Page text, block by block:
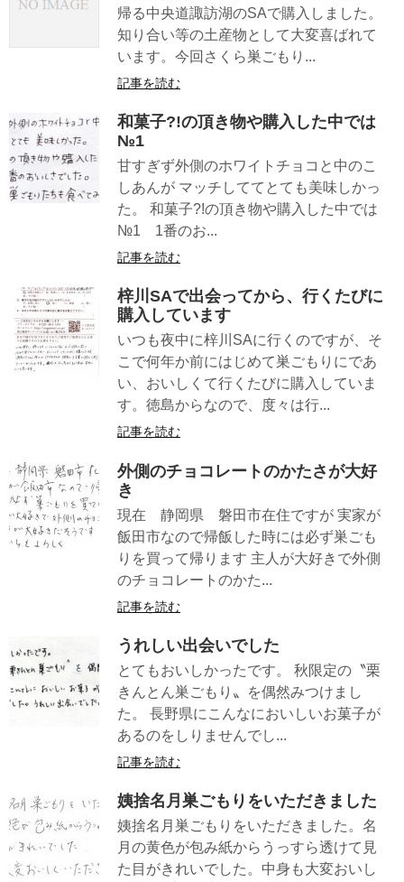
帰る中央道諏訪湖のSAで購入しました。
知り合い等の土産物として大変喜ばれて
います。今回さくら巣ごもり...
記事を読む
和菓子?!の頂き物や購入した中では
№1
甘すぎず外側のホワイトチョコと中のこ
しあんが マッチしててとても美味しかっ
た。 和菓子?!の頂き物や購入した中では
№1 1番のお...
記事を読む
梓川SAで出会ってから、行くたびに
購入しています
いつも夜中に梓川SAに行くのですが、そ
こで何年か前にはじめて巣ごもりにであ
い、おいしくて行くたびに購入していま
す。徳島からなので、度々は行...
記事を読む
外側のチョコレートのかたさが大好
き
現在 静岡県 磐田市在住ですが 実家が
飯田市なので帰飯した時には必ず巣ごも
りを買って帰ります 主人が大好きで外側
のチョコレートのかた...
記事を読む
うれしい出会いでした
とてもおいしかったです。 秋限定の〝栗
きんとん巣ごもり〟を偶然みつけまし
た。 長野県にこんなにおいしいお菓子が
あるのをしりませんでし...
記事を読む
姨捨名月巣ごもりをいただきました
姨捨名月巣ごもりをいただきました。名
月の黄色が包み紙からうっすら透けて見
た目がきれいでした。中身も大変おいし